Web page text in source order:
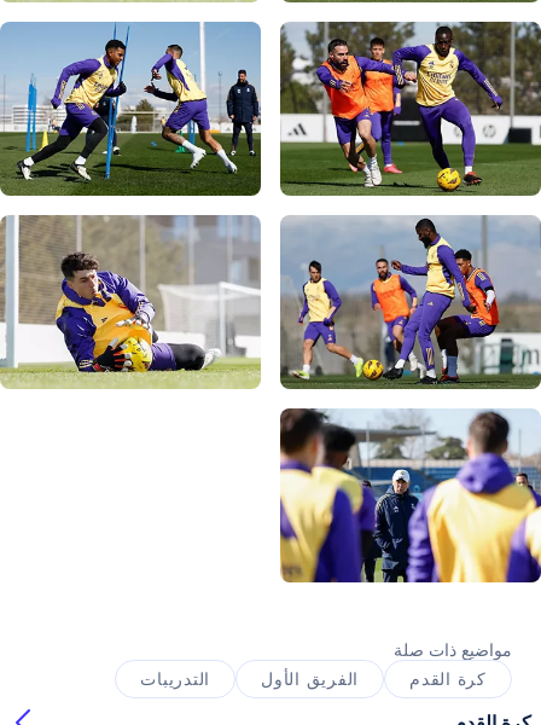
صورة: Real Madrid
صورة: Real Madrid
صورة: Real Madrid
صلة
الفريق الأول التدريبات